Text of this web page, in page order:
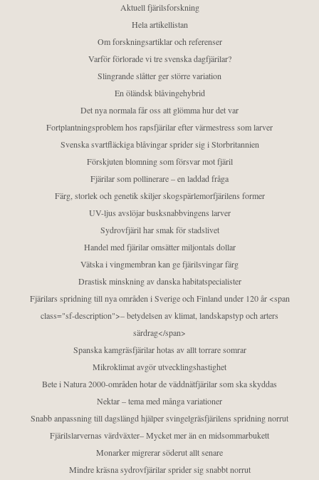
Aktuell fjärilsforskning
Hela artikellistan
Om forskningsartiklar och referenser
Varför förlorade vi tre svenska dagfjärilar?
Slingrande slåtter ger större variation
En öländsk blåvingehybrid
Det nya normala får oss att glömma hur det var
Fortplantningsproblem hos rapsfjärilar efter värmestress som larver
Svenska svartfläckiga blåvingar sprider sig i Storbritannien
Förskjuten blomning som försvar mot fjäril
Fjärilar som pollinerare – en laddad fråga
Färg, storlek och genetik skiljer skogspärlemorfjärilens former
UV-ljus avslöjar busksnabbvingens larver
Sydrovfjäril har smak för stadslivet
Handel med fjärilar omsätter miljontals dollar
Vätska i vingmembran kan ge fjärilsvingar färg
Drastisk minskning av danska habitatspecialister
Fjärilars spridning till nya områden i Sverige och Finland under 120 år <span
class="sf-description">– betydelsen av klimat, landskapstyp och arters
särdrag</span>
Spanska kamgräsfjärilar hotas av allt torrare somrar
Mikroklimat avgör utvecklingshastighet
Bete i Natura 2000-områden hotar de väddnätfjärilar som ska skyddas
Nektar – tema med många variationer
Snabb anpassning till dagslängd hjälper svingelgräsfjärilens spridning norrut
Fjärilslarvernas värdväxter– Mycket mer än en midsommarbukett
Monarker migrerar söderut allt senare
Mindre kräsna sydrovfjärilar sprider sig snabbt norrut